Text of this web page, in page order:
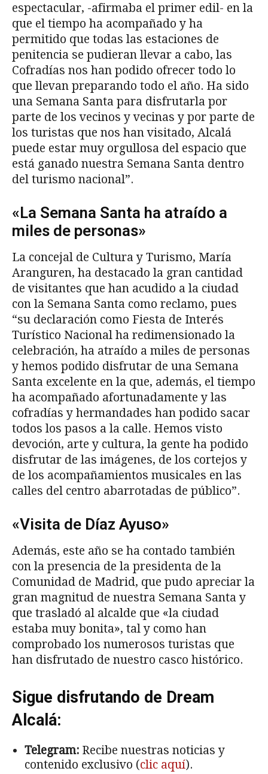
espectacular, -afirmaba el primer edil- en la
que el tiempo ha acompañado y ha
permitido que todas las estaciones de
penitencia se pudieran llevar a cabo, las
Cofradías nos han podido ofrecer todo lo
que llevan preparando todo el año. Ha sido
una Semana Santa para disfrutarla por
parte de los vecinos y vecinas y por parte de
los turistas que nos han visitado, Alcalá
puede estar muy orgullosa del espacio que
está ganado nuestra Semana Santa dentro
del turismo nacional”.
«La Semana Santa ha atraído a
miles de personas»
La concejal de Cultura y Turismo, María
Aranguren, ha destacado la gran cantidad
de visitantes que han acudido a la ciudad
con la Semana Santa como reclamo, pues
“su declaración como Fiesta de Interés
Turístico Nacional ha redimensionado la
celebración, ha atraído a miles de personas
y hemos podido disfrutar de una Semana
Santa excelente en la que, además, el tiempo
ha acompañado afortunadamente y las
cofradías y hermandades han podido sacar
todos los pasos a la calle. Hemos visto
devoción, arte y cultura, la gente ha podido
disfrutar de las imágenes, de los cortejos y
de los acompañamientos musicales en las
calles del centro abarrotadas de público”.
«Visita de Díaz Ayuso»
Además, este año se ha contado también
con la presencia de la presidenta de la
Comunidad de Madrid, que pudo apreciar la
gran magnitud de nuestra Semana Santa y
que trasladó al alcalde que «la ciudad
estaba muy bonita», tal y como han
comprobado los numerosos turistas que
han disfrutado de nuestro casco histórico.
Sigue disfrutando de Dream
Alcalá:
Telegram: Recibe nuestras noticias y
contenido exclusivo (clic aquí).